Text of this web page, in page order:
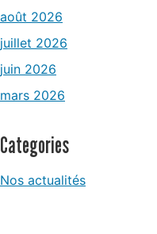
août 2026
juillet 2026
juin 2026
mars 2026
Categories
Nos actualités